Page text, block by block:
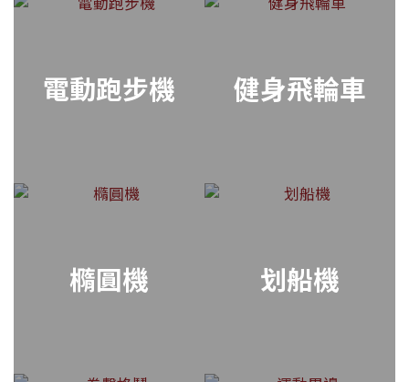
電動跑步機 健身飛輪車
橢圓機 划船機